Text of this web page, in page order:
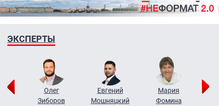
ЭКСПЕРТЫ
Олег
Зиборов
Евгений
Мошняцкий
Мария
Фомина